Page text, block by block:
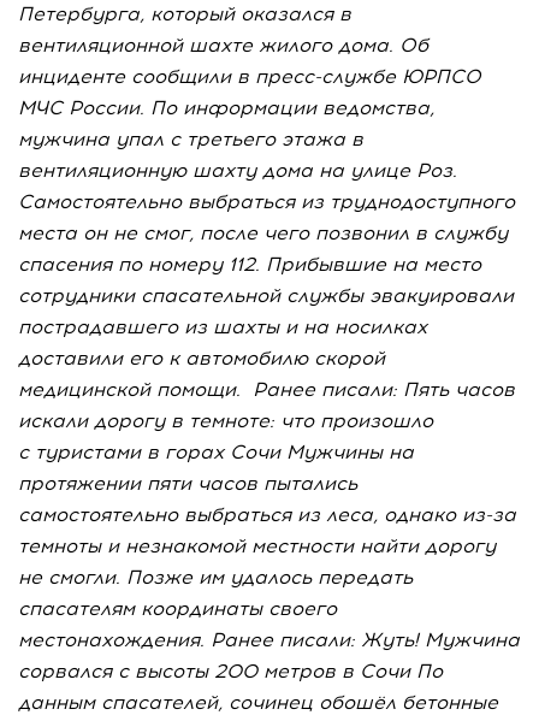
Петербурга, который оказался в
вентиляционной шахте жилого дома. Об
инциденте сообщили в пресс-службе ЮРПСО
МЧС России. По информации ведомства,
мужчина упал с третьего этажа в
вентиляционную шахту дома на улице Роз.
Самостоятельно выбраться из труднодоступного
места он не смог, после чего позвонил в службу
спасения по номеру 112. Прибывшие на место
сотрудники спасательной службы эвакуировали
пострадавшего из шахты и на носилках
доставили его к автомобилю скорой
медицинской помощи. Ранее писали: Пять часов
искали дорогу в темноте: что произошло
с туристами в горах Сочи Мужчины на
протяжении пяти часов пытались
самостоятельно выбраться из леса, однако из-за
темноты и незнакомой местности найти дорогу
не смогли. Позже им удалось передать
спасателям координаты своего
местонахождения. Ранее писали: Жуть! Мужчина
сорвался с высоты 200 метров в Сочи По
данным спасателей, сочинец обошёл бетонные